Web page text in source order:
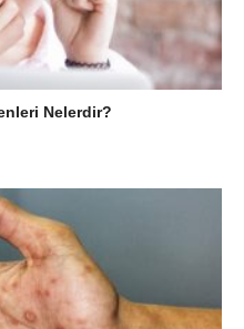
Nelerdir?